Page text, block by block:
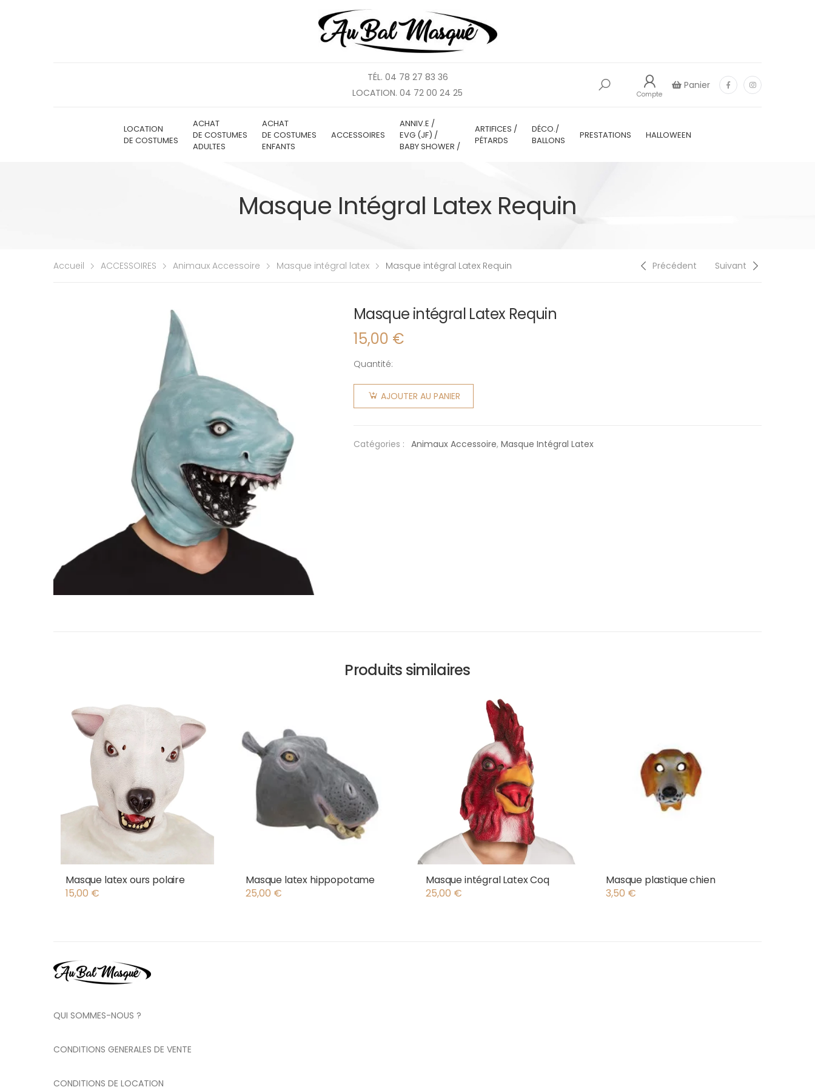
TÉL. 04 78 27 83 36
LOCATION. 04 72 00 24 25
Compte
Panier
LOCATION
DE COSTUMES
ACHAT
DE COSTUMES
ADULTES
ACHAT
DE COSTUMES
ENFANTS
ACCESSOIRES
ANNIV.E /
EVG (JF) /
BABY SHOWER /
ARTIFICES /
PÉTARDS
DÉCO./
BALLONS
PRESTATIONS HALLOWEEN
Masque Intégral Latex Requin
Accueil ACCESSOIRES Animaux Accessoire Masque intégral latex Masque intégral Latex Requin Précédent Suivant
Masque intégral Latex Requin
15,00 €
Quantité:
quantité
de
Masque
Requin
AJOUTER AU PANIER
Catégories : Animaux Accessoire, Masque Intégral Latex
Produits similaires
Masque latex ours polaire
15,00 €
Masque latex hippopotame
25,00 €
Masque intégral Latex Coq
25,00 €
Masque plastique chien
3,50 €
QUI SOMMES-NOUS ?
CONDITIONS GENERALES DE VENTE
CONDITIONS DE LOCATION